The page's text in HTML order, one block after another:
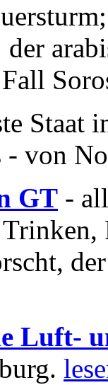
Staat
- von
GT -
Luft-